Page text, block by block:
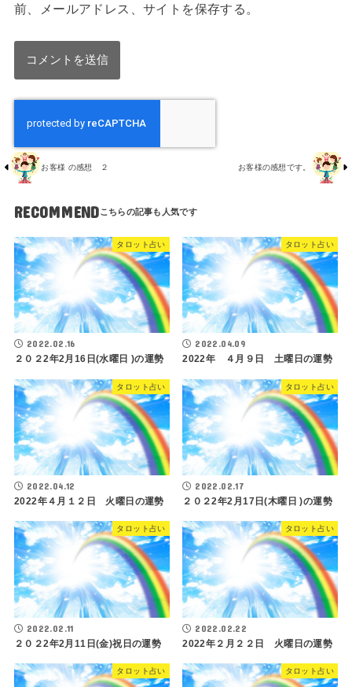
前、メールアドレス、サイトを保存する。
お客様 の感想 ２ お客様の感想です。
RECOMMEND
タロット占い
2022.02.16
２０２2年2月16日(水曜日 )の運勢
タロット占い
2022.04.09
2022年 ４月９日 土曜日の運勢
タロット占い
2022.04.12
2022年４月１２日 火曜日の運勢
タロット占い
2022.02.17
２０２2年2月17日(木曜日 )の運勢
タロット占い
2022.02.11
２０２2年2月11日(金)祝日の運勢
タロット占い
2022.02.22
2022年２月２２日 火曜日の運勢
タロット占い タロット占い